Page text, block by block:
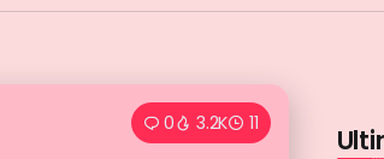
0 3.2K 11